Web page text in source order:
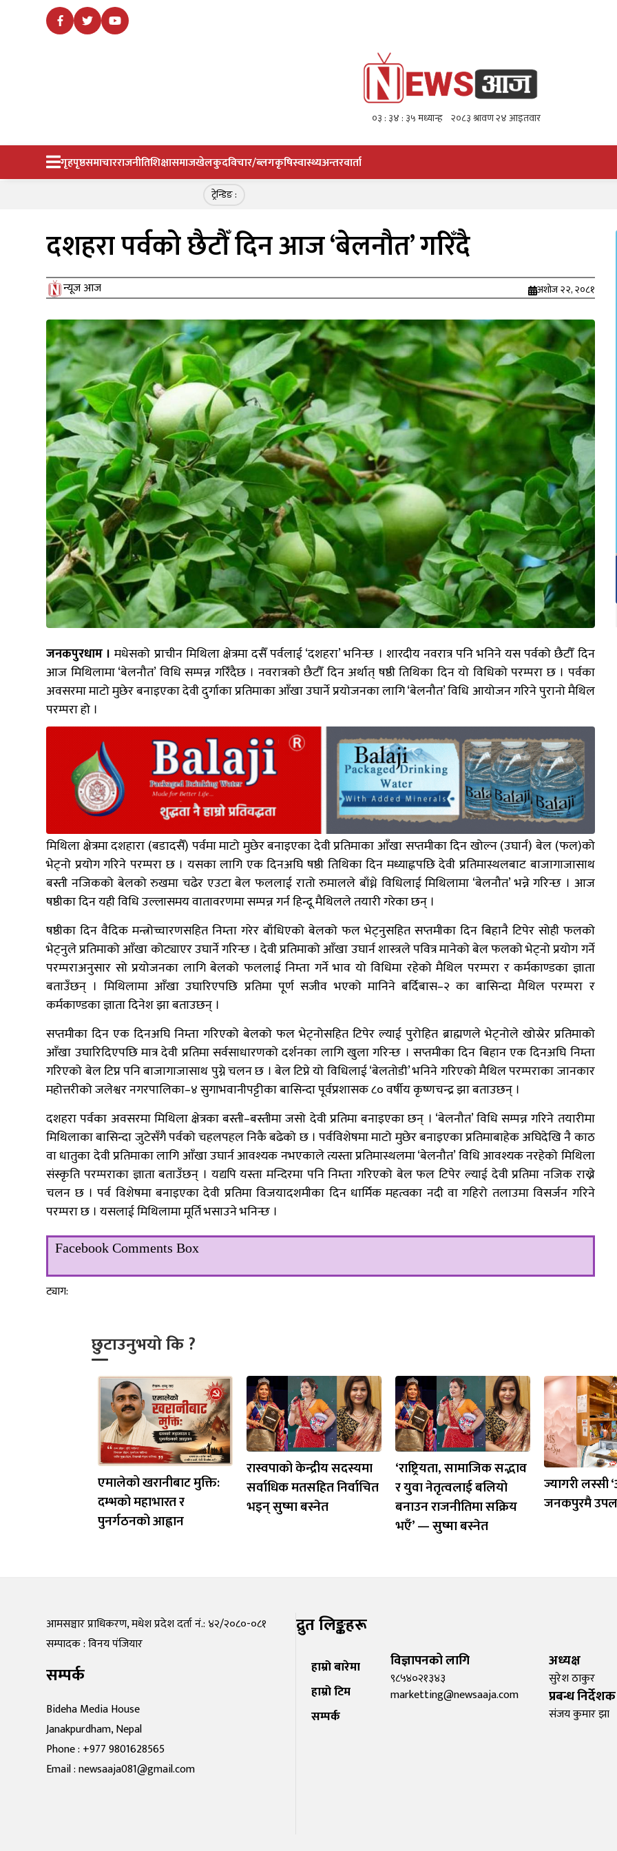
गृहपृष्ठसमाचारराजनीतिशिक्षासमाजखेलकुदविचार/ब्लगकृषिस्वास्थ्यअन्तरवार्ता
ट्रेन्डिङ :
दशहरा पर्वको छैटौँ दिन आज ‘बेलनौत’ गरिँदै
न्यूज आज अशोज २२, २०८१
जनकपुरधाम ।मधेसको प्राचीन मिथिला क्षेत्रमा दसैँ पर्वलाई ‘दशहरा’ भनिन्छ । शारदीय नवरात्र पनि भनिने यस पर्वको छैटौँ दिन
आज मिथिलामा ‘बेलनौत’ विधि सम्पन्न गरिँदैछ । नवरात्रको छैटौँ दिन अर्थात् षष्ठी तिथिका दिन यो विधिको परम्परा छ । पर्वका
अवसरमा माटो मुछेर बनाइएका देवी दुर्गाका प्रतिमाका आँखा उघार्ने प्रयोजनका लागि ‘बेलनौत’ विधि आयोजन गरिने पुरानो मैथिल
परम्परा हो ।
मिथिला क्षेत्रमा दशहारा (बडादसैँ) पर्वमा माटो मुछेर बनाइएका देवी प्रतिमाका आँखा सप्तमीका दिन खोल्न (उघार्न) बेल (फल)को
भेट्नो प्रयोग गरिने परम्परा छ । यसका लागि एक दिनअघि षष्ठी तिथिका दिन मध्याह्नपछि देवी प्रतिमास्थलबाट बाजागाजासाथ
बस्ती नजिकको बेलको रुखमा चढेर एउटा बेल फललाई रातो रुमालले बाँध्ने विधिलाई मिथिलामा ‘बेलनौत’ भन्ने गरिन्छ । आज
षष्ठीका दिन यही विधि उल्लासमय वातावरणमा सम्पन्न गर्न हिन्दू मैथिलले तयारी गरेका छन् ।
षष्ठीका दिन वैदिक मन्त्रोच्चारणसहित निम्ता गरेर बाँधिएको बेलको फल भेट्नुसहित सप्तमीका दिन बिहानै टिपेर सोही फलको
भेट्नुले प्रतिमाको आँखा कोट्याएर उघार्ने गरिन्छ । देवी प्रतिमाको आँखा उघार्न शास्त्रले पवित्र मानेको बेल फलको भेट्नो प्रयोग गर्ने
परम्पराअनुसार सो प्रयोजनका लागि बेलको फललाई निम्ता गर्ने भाव यो विधिमा रहेको मैथिल परम्परा र कर्मकाण्डका ज्ञाता
बताउँछन् । मिथिलामा आँखा उघारिएपछि प्रतिमा पूर्ण सजीव भएको मानिने बर्दिबास–२ का बासिन्दा मैथिल परम्परा र
कर्मकाण्डका ज्ञाता दिनेश झा बताउछन् ।
सप्तमीका दिन एक दिनअघि निम्ता गरिएको बेलको फल भेट्नोसहित टिपेर ल्याई पुरोहित ब्राह्मणले भेट्नोले खोस्रेर प्रतिमाको
आँखा उघारिदिएपछि मात्र देवी प्रतिमा सर्वसाधारणको दर्शनका लागि खुला गरिन्छ । सप्तमीका दिन बिहान एक दिनअघि निम्ता
गरिएको बेल टिप्न पनि बाजागाजासाथ पुग्ने चलन छ । बेल टिप्ने यो विधिलाई ‘बेलतोडी’ भनिने गरिएको मैथिल परम्पराका जानकार
महोत्तरीको जलेश्वर नगरपालिका–४ सुगाभवानीपट्टीका बासिन्दा पूर्वप्रशासक ८० वर्षीय कृष्णचन्द्र झा बताउछन् ।
दशहरा पर्वका अवसरमा मिथिला क्षेत्रका बस्ती–बस्तीमा जसो देवी प्रतिमा बनाइएका छन् । ‘बेलनौत’ विधि सम्पन्न गरिने तयारीमा
मिथिलाका बासिन्दा जुटेसँगै पर्वको चहलपहल निकै बढेको छ । पर्वविशेषमा माटो मुछेर बनाइएका प्रतिमाबाहेक अघिदेखि नै काठ
वा धातुका देवी प्रतिमाका लागि आँखा उघार्न आवश्यक नभएकाले त्यस्ता प्रतिमास्थलमा ‘बेलनौत’ विधि आवश्यक नरहेको मिथिला
संस्कृति परम्पराका ज्ञाता बताउँछन् । यद्यपि यस्ता मन्दिरमा पनि निम्ता गरिएको बेल फल टिपेर ल्याई देवी प्रतिमा नजिक राख्ने
चलन छ । पर्व विशेषमा बनाइएका देवी प्रतिमा विजयादशमीका दिन धार्मिक महत्वका नदी वा गहिरो तलाउमा विसर्जन गरिने
परम्परा छ । यसलाई मिथिलामा मूर्ति भसाउने भनिन्छ ।
Facebook Comments Box
ट्याग:
छुटाउनुभयो कि ?
एमालेको खरानीबाट मुक्ति:
दम्भको महाभारत र
पुनर्गठनको आह्वान
रास्वपाको केन्द्रीय सदस्यमा
सर्वाधिक मतसहित निर्वाचित
भइन् सुष्मा बस्नेत
‘राष्ट्रियता, सामाजिक सद्भाव
र युवा नेतृत्वलाई बलियो
बनाउन राजनीतिमा सक्रिय
भएँ’ — सुष्मा बस्नेत
ज्यागरी लस्सी
जनकपुरमै
आमसञ्चार प्राधिकरण, मधेश प्रदेश दर्ता नं.: ४२/२०८०-०८१
सम्पादक : विनय पंजियार
सम्पर्क
Bideha Media House
Janakpurdham, Nepal
Phone : +977 9801628565
Email : newsaaja081@gmail.com
द्रुत लिङ्कहरू
हाम्रो बारेमा
हाम्रो टिम
सम्पर्क
विज्ञापनको लागि
९८५४०२१३४३
marketting@newsaaja.com
अध्यक्ष
सुरेश ठाकुर
प्रबन्ध निर्देशक
संजय कुमार झा